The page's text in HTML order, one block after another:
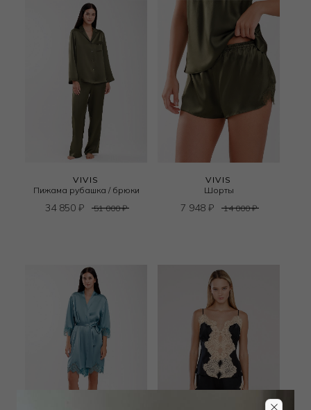
VIVIS
Пижама рубашка / брюки
34 850 ₽ 51 000₽
VIVIS
Шорты
7 948 ₽ 14 000₽